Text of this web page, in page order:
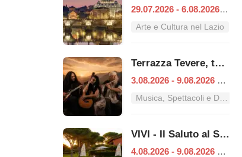
29.07.2026 - 6.08.2026
|
Arte e Cultura nel Lazio
Terrazza Tevere, tutti i concerti dal 3 al 9 agosto
3.08.2026 - 9.08.2026 |
Musica, Spettacoli e Danza nel Lazio
VIVI - Il Saluto al Sole
4.08.2026 - 9.08.2026 |